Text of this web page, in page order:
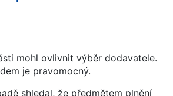
mohl ovlivnit výběr dodavatele.
je pravomocný.
shledal, že předmětem plnění